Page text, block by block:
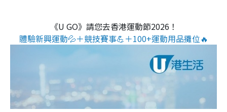
《U GO》請您去香港運動節2026！
體驗新興運動💦＋競技賽事💪＋100+運動用品攤位🔥